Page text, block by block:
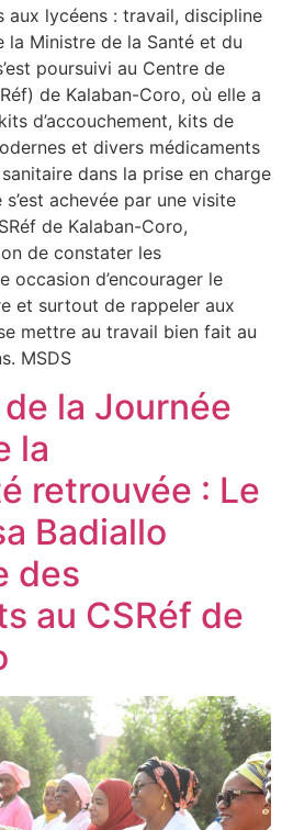
aux lycéens : travail, discipline
Ministre de la Santé et du
poursuivi au Centre de
de Kalaban-Coro, où elle a
d’accouchement, kits de
et divers médicaments
dans la prise en charge
achevée par une visite
de Kalaban-Coro,
de constater les
occasion d’encourager le
et surtout de rappeler aux
mettre au travail bien fait au
MSDS
la Journée
la
retrouvée : Le
Badiallo
des
au CSRéf de